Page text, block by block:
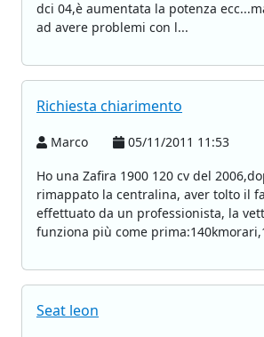
dci 04,è aumentata la potenza
ad avere problemi con l...
Richiesta chiarimento
Marco
05/11/2011 11:53
Ho una Zafira 1900 120 cv del
rimappato la centralina, aver tolto il
effettuato da un professionista, la
funziona più come
Seat leon